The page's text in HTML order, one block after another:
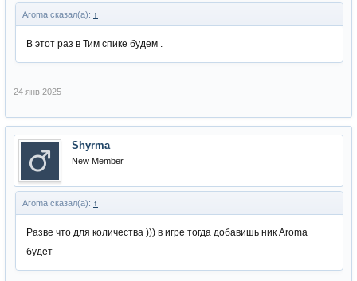
Aroma сказал(а): ↑
В этот раз в Тим спике будем .
24 янв 2025
Shyrma
New Member
Aroma сказал(а): ↑
Разве что для количества ))) в игре тогда добавишь ник Aroma
будет